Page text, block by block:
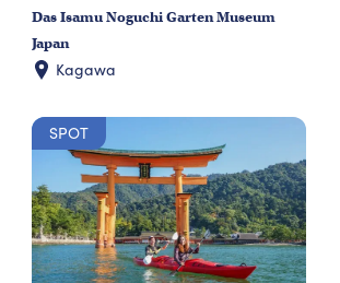
Das Isamu Noguchi Garten Museum
Japan
Kagawa
SPOT